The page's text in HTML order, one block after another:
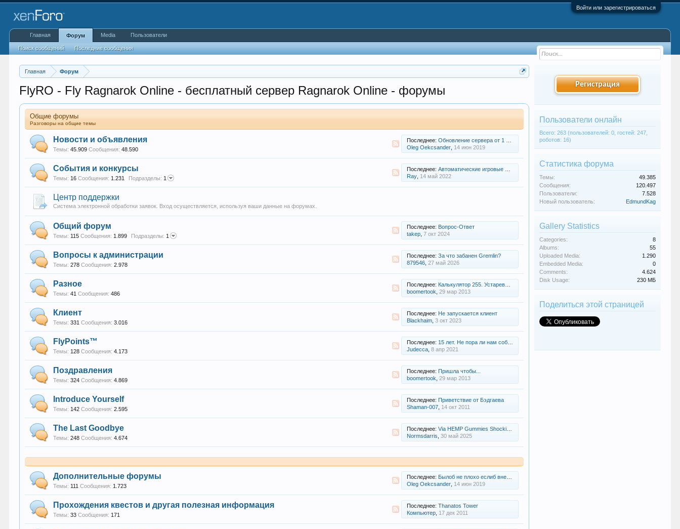
Войти или зарегистрироваться
Главная Форум
FlyRO - Fly Ragnarok Online - бесплатный сервер Ragnarok Online - форумы
Общие форумы
Разговоры на общие темы
Новости и объявления
Темы: 45.909 Сообщения: 48.590
Последнее: Обновление сервера от 1 февраля 2018 года
Oleg Oekcsander, 14 июн 2019
События и конкурсы
Темы: 16 Сообщения: 1.231 Подразделы: 1
Последнее: Автоматические игровые события нашего сервера
Ray, 14 май 2022
Центр поддержки
Система электронной обработки заявок. Вход осуществляется, используя ваши данные на форумах.
Общий форум
Темы: 115 Сообщения: 1.899 Подразделы: 1
Последнее: Вопрос-Ответ
takep, 7 окт 2024
Вопросы к администрации
Темы: 278 Сообщения: 2.978
Последнее: За что забанен Gremlin?
879546, 27 май 2026
Разное
Темы: 41 Сообщения: 486
Последнее: Калькулятор 255. Устаревший (шмота и мобов не хватает)
boomertook 29 мар 2013
Клиент
Темы: 331 Сообщения: 3.016
Последнее: Не запускается клиент
Blackhaim, 3 окт 2023
FlyPoints™
Темы: 128 Сообщения: 4.173
Последнее: 15 лет. Не пора ли нам собраться?
Judecca, 8 апр 2021
Поздравления
Темы: 324 Сообщения: 4.869
Последнее: Пришла чтобы...
boomertook 29 мар 2013
Introduce Yourself
Темы: 142 Сообщения: 2.595
Последнее: Приветствие от Бэдгаева
Shaman-007, 14 окт 2011
The Last Goodbye
Темы: 248 Сообщения: 4.674
Последнее: Via HEMP Gummies Shocking Reviews: Celebrity Endorsement or Dangerous Scam?
Normsdarris 30 май 2025
Дополнительные форумы
Темы: 111 Сообщения: 1.723
Последнее: Былоб не плохо еслиб внесли несколько изменений на Flame
Oleg Oekcsander, 14 июн 2019
Прохождения квестов и другая полезная информация
Темы: 33 Сообщения: 171
Последнее: Thanatos Tower
Компьютер, 17 дек 2011
Регистрация
Пользователи онлайн
Всего: 263 (пользователей: 0, гостей: 247,
роботов: 16)
Статистика форума
Темы:
49.385
Сообщения:
120.497
Пользователи:
7.528
Новый пользователь:
EdmundKag
Gallery Statistics
Categories:
8
Albums:
55
Uploaded Media:
1.290
Embedded Media:
0
Comments:
4.624
Disk Usage:
230 МБ
Поделиться этой страницей
Главная Форум
Поиск сообщений Последние сообщения
Media Пользователи